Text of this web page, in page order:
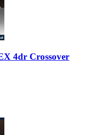
4dr Crossover